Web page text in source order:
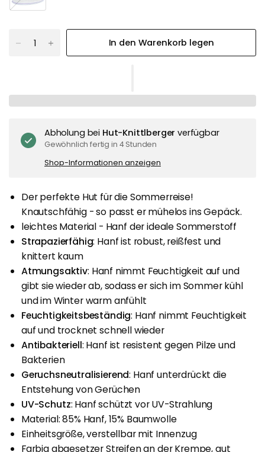
In den Warenkorb legen
Abholung bei Hut-Knittlberger verfügbar
Gewöhnlich fertig in 4 Stunden
Shop-Informationen anzeigen
Der perfekte Hut für die Sommerreise!
Knautschfähig - so passt er mühelos ins Gepäck.
leichtes Material - Hanf der ideale Sommerstoff
Strapazierfähig: Hanf ist robust, reißfest und
knittert kaum
Atmungsaktiv: Hanf nimmt Feuchtigkeit auf und
gibt sie wieder ab, sodass er sich im Sommer kühl
und im Winter warm anfühlt
Feuchtigkeitsbeständig: Hanf nimmt Feuchtigkeit
auf und trocknet schnell wieder
Antibakteriell: Hanf ist resistent gegen Pilze und
Bakterien
Geruchsneutralisierend: Hanf unterdrückt die
Entstehung von Gerüchen
UV-Schutz: Hanf schützt vor UV-Strahlung
Material: 85% Hanf, 15% Baumwolle
Einheitsgröße, verstellbar mit Innenzug
Farbig abgesetzer Streifen an der Krempe, gut